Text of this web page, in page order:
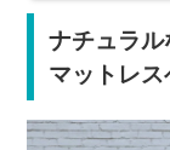
ナチュラ
マットレ